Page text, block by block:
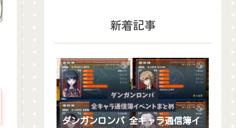
新着記事
ダンガンロンパ 全キャラ通信簿イ